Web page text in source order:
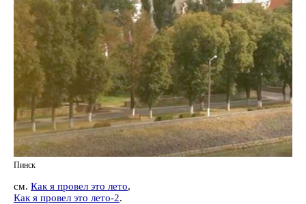
Пинск
см. Как я провел это лето,
Как я провел это лето-2.